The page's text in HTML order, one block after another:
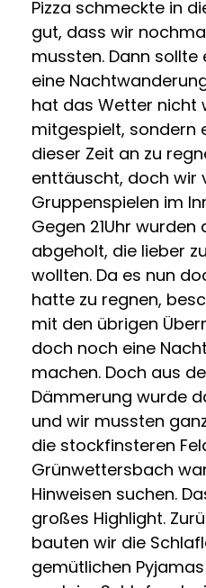
Pizza schmeckte in
gut, dass wir
mussten. Dann
eine
hat das Wetter nicht
mitgespielt, sondern
dieser Zeit an zu
enttäuscht, doch wir
Gruppenspielen im
Gegen 21Uhr wurden
abgeholt, die lieber
wollten. Da es nun
hatte zu regnen,
mit den übrigen
doch noch eine
machen. Doch aus
Dämmerung wurde
und wir mussten
die stockfinsteren
Grünwettersbach
Hinweisen suchen.
großes Highlight.
bauten wir die
gemütlichen